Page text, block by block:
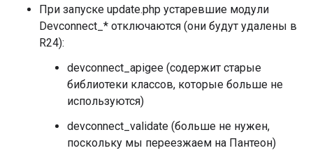
При запуске update.php устаревшие модули
Devconnect_* отключаются (они будут удалены в
R24):
devconnect_apigee (содержит старые
библиотеки классов, которые больше не
используются)
devconnect_validate (больше не нужен,
поскольку мы переезжаем на Пантеон)